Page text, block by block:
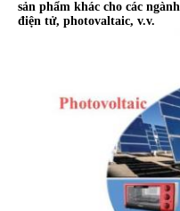
sản phẩm khác cho các
điện tử, photovaltaic, v.v.